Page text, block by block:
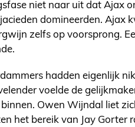
niet naar uit dat Ajax
domineerden. Ajax
zelfs op voorsprong.
hadden eigenlijk
voelde de
Owen Wijndal liet
het bereik van Jay Gorter